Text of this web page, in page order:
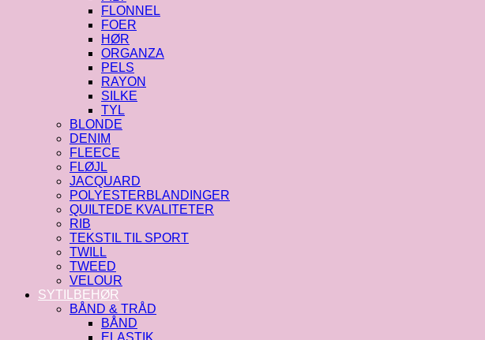
FLONNEL
FOER
HØR
ORGANZA
PELS
RAYON
SILKE
TYL
BLONDE
DENIM
FLEECE
FLØJL
JACQUARD
POLYESTERBLANDINGER
QUILTEDE KVALITETER
RIB
TEKSTIL TIL SPORT
TWILL
TWEED
VELOUR
SYTILBEHØR
BÅND & TRÅD
BÅND
ELASTIK